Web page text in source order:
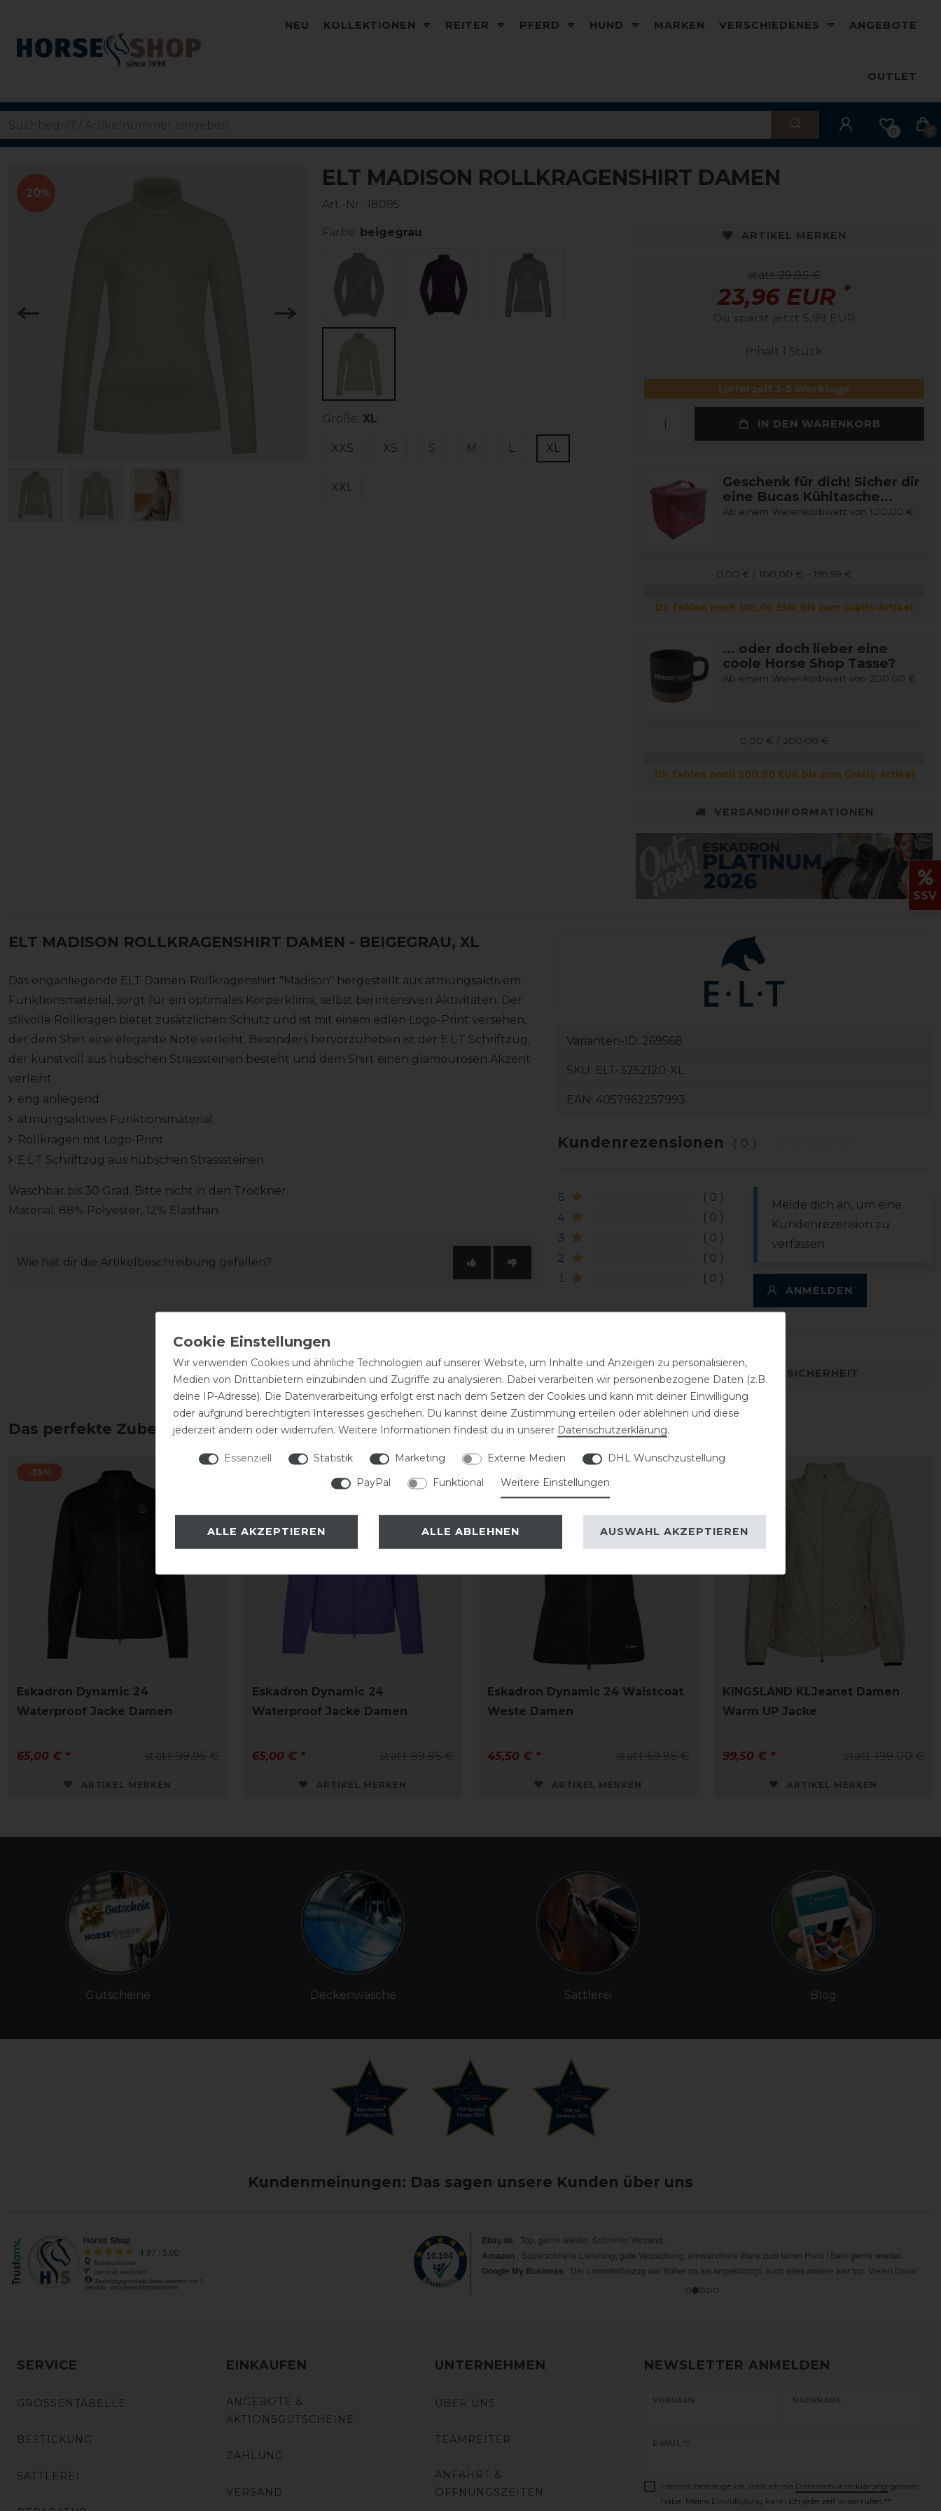
NEU KOLLEKTIONEN REITER PFERD HUND MARKEN VERSCHIEDENES ANGEBOTE
OUTLET
0 0
-20%
ELT MADISON ROLLKRAGENSHIRT DAMEN
Art.-Nr.: 18095
Farbe: beigegrau
Größe: XL
XXS XS S M L XL
XXL
ARTIKEL MERKEN
statt 29,95 €
23,96 EUR *
Du sparst jetzt 5,99 EUR
Inhalt 1 Stück
Lieferzeit 3-5 Werktage
IN DEN WARENKORB
Geschenk für dich! Sicher dir
eine Bucas Kühltasche...
Ab einem Warenkorbwert von 100,00 €
0,00 € / 100,00 € – 199,99 €
Dir fehlen noch 100,00 EUR bis zum Gratis-Artikel
... oder doch lieber eine
coole Horse Shop Tasse?
Ab einem Warenkorbwert von 200,00 €
0,00 € / 200,00 €
Dir fehlen noch 200,00 EUR bis zum Gratis-Artikel
VERSANDINFORMATIONEN
ELT MADISON ROLLKRAGENSHIRT DAMEN - BEIGEGRAU, XL
Das enganliegende ELT Damen-Rollkragenshirt "Madison" hergestellt aus atmungsaktivem
Funktionsmaterial, sorgt für ein optimales Körperklima, selbst bei intensiven Aktivitäten. Der
stilvolle Rollkragen bietet zusätzlichen Schutz und ist mit einem edlen Logo-Print versehen,
der dem Shirt eine elegante Note verleiht. Besonders hervorzuheben ist der E·L·T Schriftzug,
der kunstvoll aus hübschen Strasssteinen besteht und dem Shirt einen glamourösen Akzent
verleiht.
eng anliegend
atmungsaktives Funktionsmaterial
Rollkragen mit Logo-Print
E·L·T Schriftzug aus hübschen Strasssteinen
Waschbar bis 30 Grad. Bitte nicht in den Trockner.
Material: 88% Polyester, 12% Elasthan
Wie hat dir die Artikelbeschreibung gefallen?
Varianten-ID: 269568
SKU: ELT-3252120-XL
EAN: 4057962257993
Kundenrezensionen (0)
5
0
4
0
3
0
2
0
1
0
Melde dich an, um eine
Kundenrezension zu
verfassen.
ANMELDEN
DETAILS ZUR PRODUKTSICHERHEIT
Das perfekte Zubehör für dich
-35%
Eskadron Dynamic 24
Waterproof Jacke Damen
statt 99,95 €
65,00 € *
ARTIKEL MERKEN
Eskadron Dynamic 24
Waterproof Jacke Damen
statt 99,95 €
65,00 € *
ARTIKEL MERKEN
Eskadron Dynamic 24 Waistcoat
Weste Damen
statt 69,95 €
45,50 € *
ARTIKEL MERKEN
KINGSLAND KLJeanet Damen
Warm UP Jacke
statt 199,00 €
99,50 € *
ARTIKEL MERKEN
Gutscheine Deckenwäsche Sattlerei Blog
Kundenmeinungen: Das sagen unsere Kunden über uns
SERVICE
GRÖSSENTABELLE
BESTICKUNG
SATTLEREI
EINKAUFEN
ANGEBOTE &
AKTIONSGUTSCHEINE
ZAHLUNG
VERSAND
UNTERNEHMEN
ÜBER UNS
TEAMREITER
ANFAHRT &
ÖFFNUNGSZEITEN
NEWSLETTER ANMELDEN
VORNAME NACHNAME
E-MAIL **
Newsletter
Hiermit bestätige ich, dass ich die Daten­schutz­erklärung gelesen
habe. Meine Einwilligung kann ich jederzeit widerrufen.**
SSV
Wir verwenden Cookies und ähnliche Technologien auf unserer Website, um Inhalte und Anzeigen zu personalisieren,
Medien von Drittanbietern einzubinden und Zugriffe zu analysieren. Dabei verarbeiten wir personenbezogene Daten (z.B.
deine IP-Adresse). Die Datenverarbeitung erfolgt erst nach dem Setzen der Cookies und kann mit deiner Einwilligung
oder aufgrund berechtigten Interesses geschehen. Du kannst deine Zustimmung erteilen oder ablehnen und diese
jederzeit ändern oder widerrufen. Weitere Informationen findest du in unserer Daten­schutz­erklärung.
Essenziell Statistik Marketing Externe Medien
DHL Wunschzustellung
PayPal
Funktional Weitere Einstellungen
ALLE AKZEPTIEREN ALLE ABLEHNEN AUSWAHL AKZEPTIEREN